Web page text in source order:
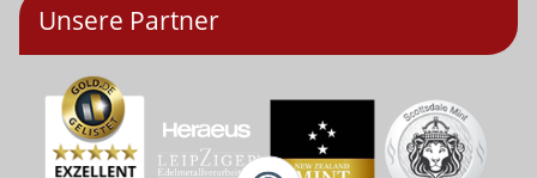
Unsere Partner